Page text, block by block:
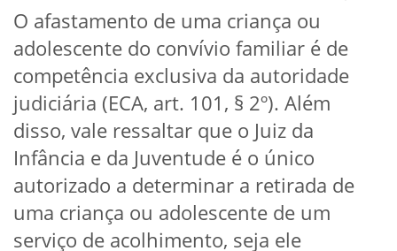
O afastamento de uma criança ou
adolescente do convívio familiar é de
competência exclusiva da autoridade
judiciária (ECA, art. 101, § 2º). Além
disso, vale ressaltar que o Juiz da
Infância e da Juventude é o único
autorizado a determinar a retirada de
uma criança ou adolescente de um
serviço de acolhimento, seja ele